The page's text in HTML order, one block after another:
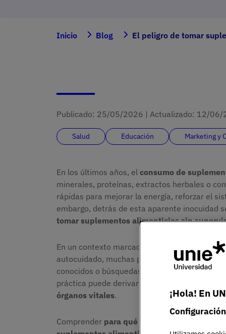
Inicio Blog El peligro de tomar
Publicado: 25/05/2026 | Actualizado: 12/06/
Salud Educación Marketing y
En los últimos años, el consumo de
minerales, proteínas, extractos herbales o
rápidas para mejorar la energía, reforzar el
embargo, detrás de esta aparente inocuidad
tomar suplementos alimenticios sin
En un contexto marcado por la
autocuidado, muchas personas decidenusar
conocidos o búsquedas en internet, sin
práctica puede derivar en
órganos vitales.
Comprender para qué son los suplementos
¡Hola! En